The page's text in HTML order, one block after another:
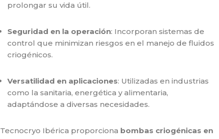
prolongar su vida útil.
Seguridad en la operación: Incorporan sistemas de
control que minimizan riesgos en el manejo de fluidos
criogénicos.
Versatilidad en aplicaciones: Utilizadas en industrias
como la sanitaria, energética y alimentaria,
adaptándose a diversas necesidades.
Tecnocryo Ibérica proporciona bombas criogénicas en